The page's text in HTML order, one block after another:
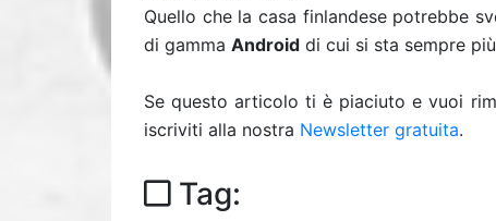
Quello che la casa finlandese potrebbe
di gamma Android di cui si sta sempre
Se questo articolo ti è piaciuto e vuoi
iscriviti alla nostra Newsletter gratuita.
Tag: